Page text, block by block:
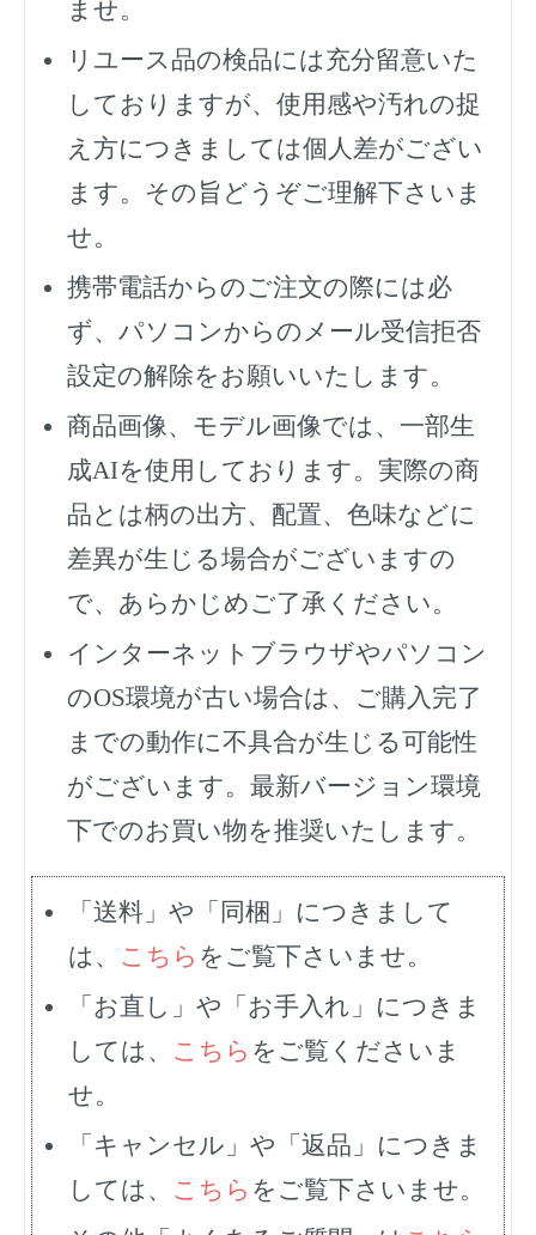
ませ。
リユース品の検品には充分留意いた
しておりますが、使用感や汚れの捉
え方につきましては個人差がござい
ます。その旨どうぞご理解下さいま
せ。
携帯電話からのご注文の際には必
ず、 パソコンからのメール受信拒否
設定の解除をお願いいたします。
商品画像、モデル画像では、一部生
成AIを使用しております。実際の商
品とは柄の出方、配置、色味などに
差異が生じる場合がございますの
で、あらかじめご了承ください。
インターネットブラウザやパソコン
のOS環境が古い場合は、ご購入完了
までの動作に不具合が生じる可能性
がございます。最新バージョン環境
下でのお買い物を推奨いたします。
「送料」や「同梱」につきまして
は、 こちら をご覧下さいませ。
「お直し」や「お手入れ」につきま
しては、 こちら をご覧くださいま
せ。
「キャンセル」や「返品」につきま
しては、 こちら をご覧下さいませ。